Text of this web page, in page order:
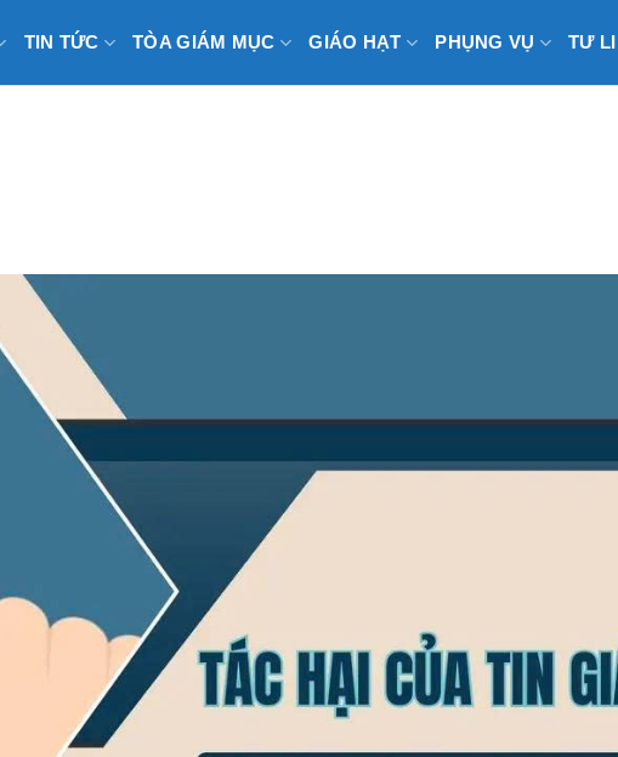
TIN TỨC TÒA GIÁM MỤC GIÁO HẠT PHỤNG VỤ TƯ